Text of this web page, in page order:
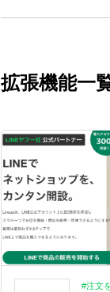
拡張機能一
#注文